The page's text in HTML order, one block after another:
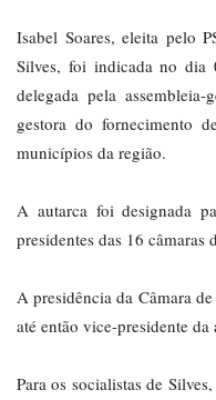
Isabel Soares, eleita pelo
Silves, foi indicada no dia
delegada pela
gestora do fornecimento
municípios da região.
A autarca foi designada
presidentes das 16 câmaras
A presidência da Câmara
até então vice-presidente da
Para os socialistas de